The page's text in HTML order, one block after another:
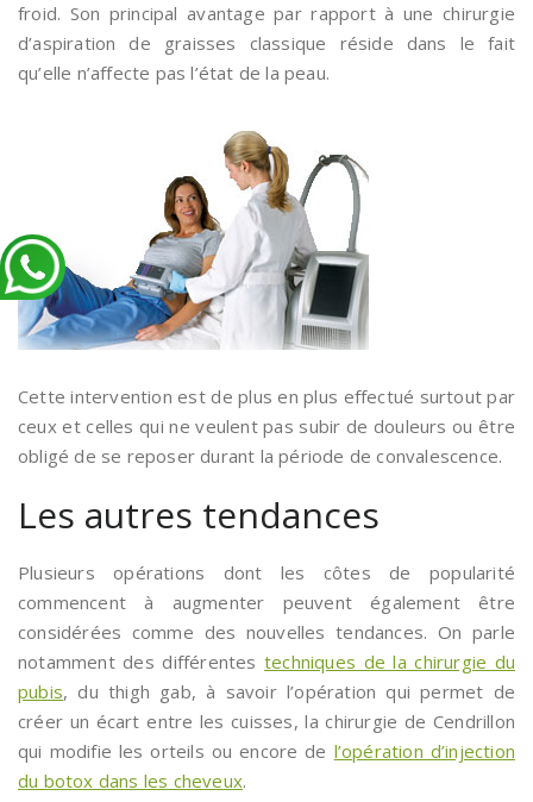
froid. Son principal avantage par rapport à une chirurgie
d’aspiration de graisses classique réside dans le fait
qu’elle n’affecte pas l’état de la peau.
Cette intervention est de plus en plus effectué surtout par
ceux et celles qui ne veulent pas subir de douleurs ou être
obligé de se reposer durant la période de convalescence.
Les autres tendances
Plusieurs opérations dont les côtes de popularité
commencent à augmenter peuvent également être
considérées comme des nouvelles tendances. On parle
notamment des différentestechniques de la chirurgie du
pubis, du thigh gab, à savoir l’opération qui permet de
créer un écart entre les cuisses, la chirurgie de Cendrillon
qui modifie les orteils ou encore de l’opération d’injection
du botox dans les cheveux.